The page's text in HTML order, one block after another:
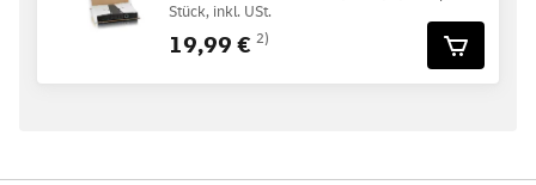
Stück, inkl. USt.
19,99 € 2)